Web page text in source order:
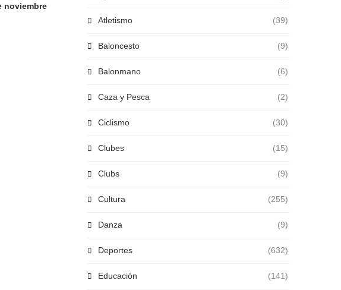
noviembre
Atletismo (39)
Baloncesto (9)
Balonmano (6)
Caza y Pesca (2)
Ciclismo (30)
Clubes (15)
Clubs (9)
Cultura (255)
Danza (9)
Deportes (632)
Educación (141)